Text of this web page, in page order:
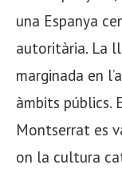
una Espanya
autoritària. La
marginada en
àmbits públics.
Montserrat es
on la cultura